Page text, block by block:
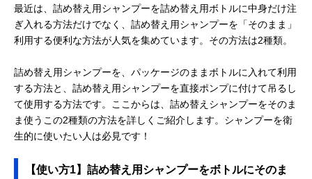
最近は、詰め替え用シャンプーを詰め替え用ボトルに中身だけ注
ぎ入れる方法だけでなく、詰め替え用シャンプーを「そのまま」
利用する便利な方法が人気を集めています。その方法は2種類。
詰め替え用シャンプーを、パッケージのままボトルに入れて利用
する方法と、詰め替え用シャンプーを直接ポンプに付けて吊るし
て使用する方法です。ここからは、詰め替えシャンプーをそのま
ま使うこの2種類の方法を詳しくご紹介します。シャンプーを衛
生的に使いたい人は必見です！
【使い方1】詰め替え用シャンプーをボトルにそのま